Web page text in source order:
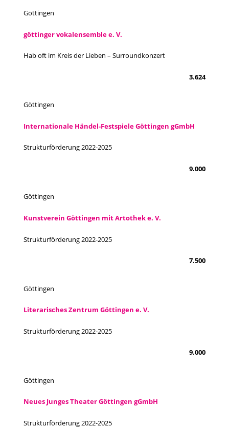
Göttingen
göttinger vokalensemble e. V.
Hab oft im Kreis der Lieben – Surroundkonzert
3.624
Göttingen
Internationale Händel-Festspiele Göttingen gGmbH
Strukturförderung 2022-2025
9.000
Göttingen
Kunstverein Göttingen mit Artothek e. V.
Strukturförderung 2022-2025
7.500
Göttingen
Literarisches Zentrum Göttingen e. V.
Strukturförderung 2022-2025
9.000
Göttingen
Neues Junges Theater Göttingen gGmbH
Strukturförderung 2022-2025